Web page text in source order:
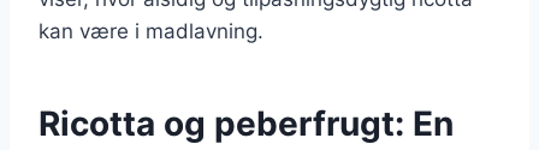
kan være i madlavning.
Ricotta og peberfrugt: En